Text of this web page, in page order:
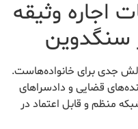
اجاره وثیقه
سنگدوین
جدی برای خانواده‌هاست.
قضایی و دادسراهای
منظم و قابل اعتماد در